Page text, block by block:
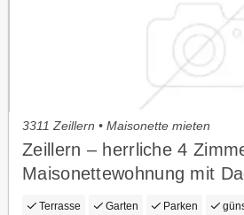
3311 Zeillern • Maisonette mieten
Zeillern – herrliche 4
Maisonettewohnung mit
Terrasse Garten Parken